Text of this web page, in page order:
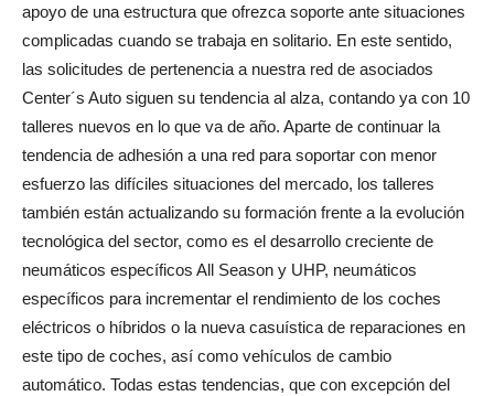
apoyo de una estructura que ofrezca soporte ante situaciones
complicadas cuando se trabaja en solitario. En este sentido,
las solicitudes de pertenencia a nuestra red de asociados
Center´s Auto siguen su tendencia al alza, contando ya con 10
talleres nuevos en lo que va de año. Aparte de continuar la
tendencia de adhesión a una red para soportar con menor
esfuerzo las difíciles situaciones del mercado, los talleres
también están actualizando su formación frente a la evolución
tecnológica del sector, como es el desarrollo creciente de
neumáticos específicos All Season y UHP, neumáticos
específicos para incrementar el rendimiento de los coches
eléctricos o híbridos o la nueva casuística de reparaciones en
este tipo de coches, así como vehículos de cambio
automático. Todas estas tendencias, que con excepción del